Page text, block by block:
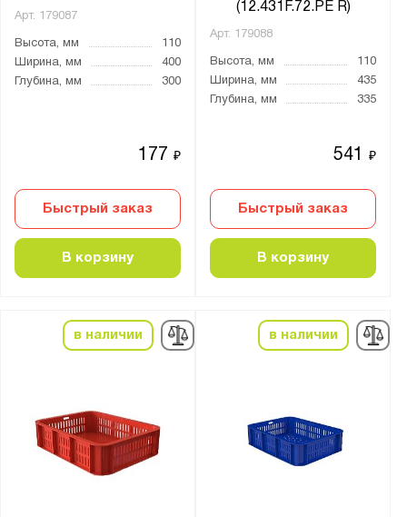
Арт. 179087
Высота, мм
110
Ширина, мм
400
Глубина, мм
300
177₽
Быстрый заказ
В корзину
(12.431F.72.РЕ R)
Арт. 179088
Высота, мм
110
Ширина, мм
435
Глубина, мм
335
541₽
Быстрый заказ
В корзину
в наличии в наличии